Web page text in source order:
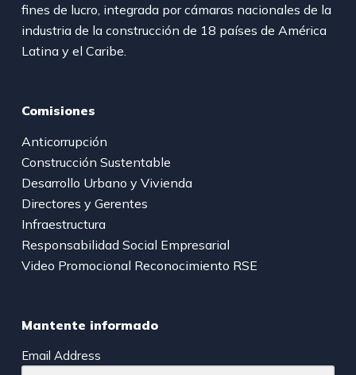
fines de lucro, integrada por cámaras nacionales de la
industria de la construcción de 18 países de América
Latina y el Caribe.
Comisiones
Anticorrupción
Construcción Sustentable
Desarrollo Urbano y Vivienda
Directores y Gerentes
Infraestructura
Responsabilidad Social Empresarial
Video Promocional Reconocimiento RSE
Mantente informado
Email Address